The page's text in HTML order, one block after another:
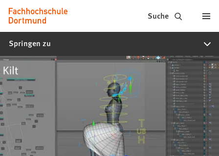
Inhalt anspringen
Fachhochschule
Dortmund
-
Studium,
Studiengänge,
Bewerbung
Suche
Springen zu